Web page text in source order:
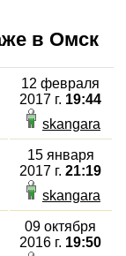
в Омск
12 февраля
2017 г. 19:44
skangara
15 января
2017 г.21:19
skangara
09 октября
2016 г. 19:50